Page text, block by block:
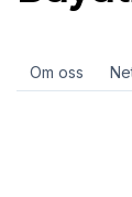
Om oss